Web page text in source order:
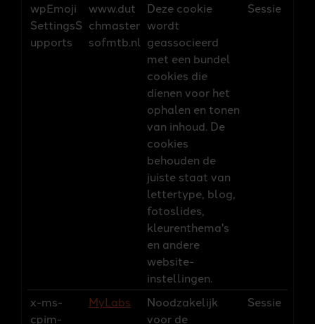
wpEmoji
SettingsS
upports
www.dut
chmaster
sofmtb.nl
Deze cookie
wordt
geassocieerd
met een bundel
cookies die
dienen voor het
ophalen en tonen
van inhoud. De
cookies
behouden de
juiste staat van
lettertype, blog,
fotoslides,
kleurenthema's
en andere
website-
instellingen.
Sessie
x-ms-
cpim-
MyLabs
Noodzakelijk
voor de
Sessie